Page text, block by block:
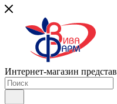
Интернет-магазин